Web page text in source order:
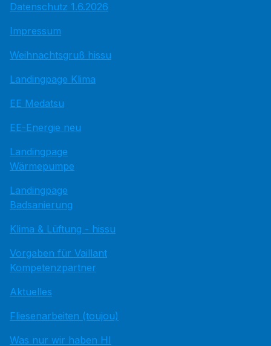
Datenschutz 1.6.2026
Impressum
Weihnachtsgruß hissu
Landingpage Klima
EE Medatsu
EE-Energie neu
Landingpage
Wärmepumpe
Landingpage
Badsanierung
Klima & Lüftung - hissu
Vorgaben für Vaillant
Kompetenzpartner
Aktuelles
Fliesenarbeiten (toujou)
Was nur wir haben HI